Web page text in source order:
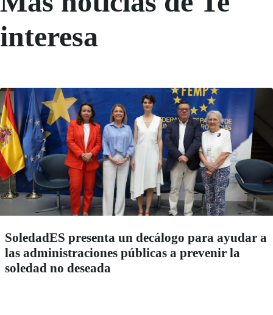
interesa
SoledadES presenta un decálogo para ayudar a
las administraciones públicas a prevenir la
soledad no deseada